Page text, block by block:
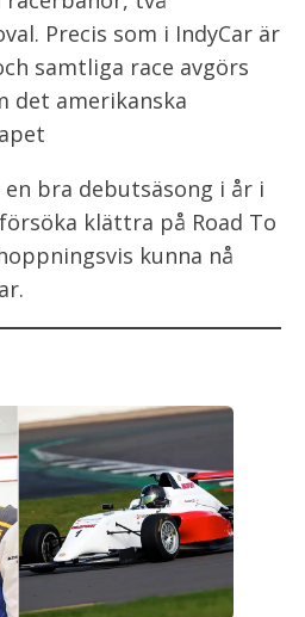
Precis som i IndyCar är
samtliga race avgörs
det amerikanska
bra debutsäsong i år i
klättra på Road To
kunna nå